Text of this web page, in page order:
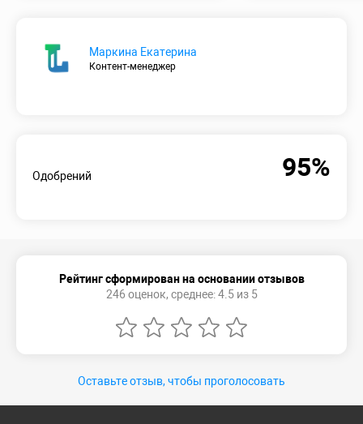
Маркина Екатерина
Контент-менеджер
Одобрений 95%
Рейтинг сформирован на основании отзывов
246 оценок, среднее: 4.5 из 5
Оставьте отзыв, чтобы проголосовать